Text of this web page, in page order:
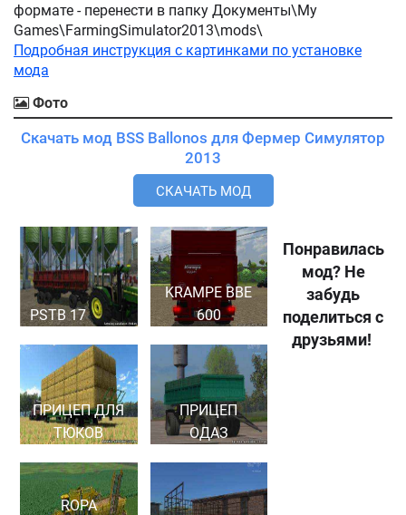
формате - перенести в папку Документы\My
Games\FarmingSimulator2013\mods\
Подробная инструкция с картинками по установке
мода
Фото
Скачать мод BSS Ballonos для Фермер Симулятор
2013
СКАЧАТЬ МОД
PSTB 17
KRAMPE BBE
600
ПРИЦЕП ДЛЯ
ТЮКОВ
ПРИЦЕП
ОДАЗ
ROPA
Понравилась
мод? Не
забудь
поделиться с
друзьями!